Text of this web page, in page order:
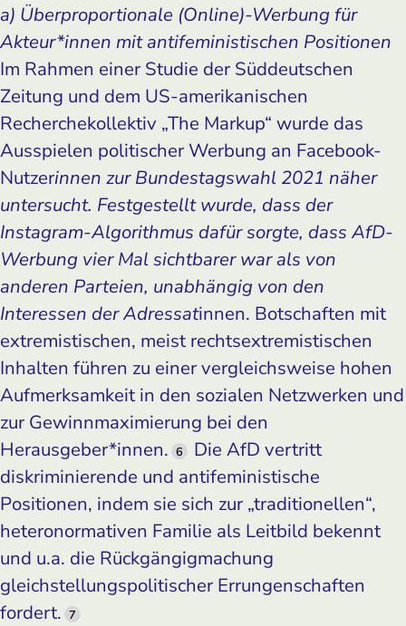
a) Überproportionale (Online)-Werbung für
Akteur*innen mit antifeministischen Positionen
Im Rahmen einer Studie der Süddeutschen
Zeitung und dem US-amerikanischen
Recherchekollektiv „The Markup“ wurde das
Ausspielen politischer Werbung an Facebook-
Nutzerinnen zur Bundestagswahl 2021 näher
untersucht. Festgestellt wurde, dass der
Instagram-Algorithmus dafür sorgte, dass AfD-
Werbung vier Mal sichtbarer war als von
anderen Parteien, unabhängig von den
Interessen der Adressatinnen. Botschaften mit
extremistischen, meist rechtsextremistischen
Inhalten führen zu einer vergleichsweise hohen
Aufmerksamkeit in den sozialen Netzwerken und
zur Gewinnmaximierung bei den
Herausgeber*innen. 6
Die AfD vertritt
diskriminierende und antifeministische
Positionen, indem sie sich zur „traditionellen“,
heteronormativen Familie als Leitbild bekennt
und u.a. die Rückgängigmachung
gleichstellungspolitischer Errungenschaften
fordert. 7